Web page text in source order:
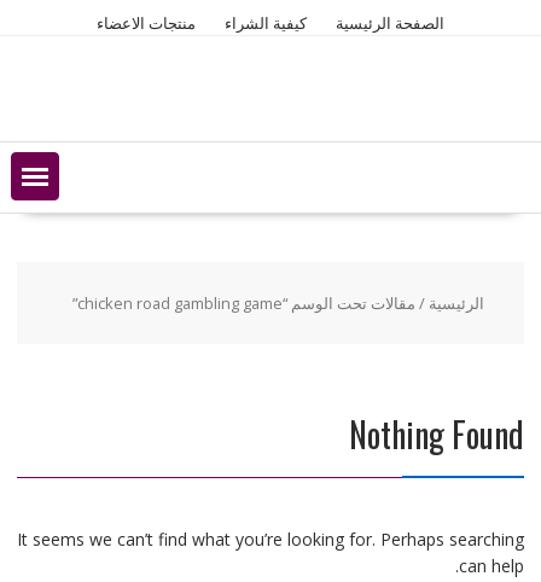
الصفحة الرئيسية كيفية الشراء منتجات الاعضاء
الرئيسية / مقالات تحت الوسم “chicken road gambling game”
Nothing Found
It seems we can’t find what you’re looking for. Perhaps searching
can help.